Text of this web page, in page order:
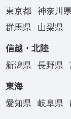
東京都
神奈川
群馬県
山梨県
信越・北陸
新潟県
長野県
東海
愛知県
岐阜県